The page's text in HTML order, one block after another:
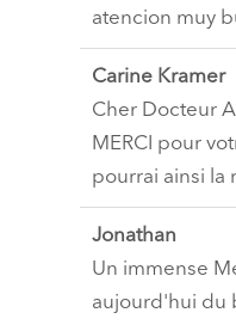
atencion muy
Carine Kramer
Cher Docteur
MERCI pour
pourrai ainsi la
Jonathan
Un immense
aujourd'hui du